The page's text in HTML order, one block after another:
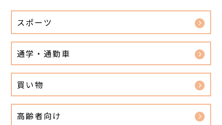
スポーツ
通学・通勤車
買い物
高齢者向け